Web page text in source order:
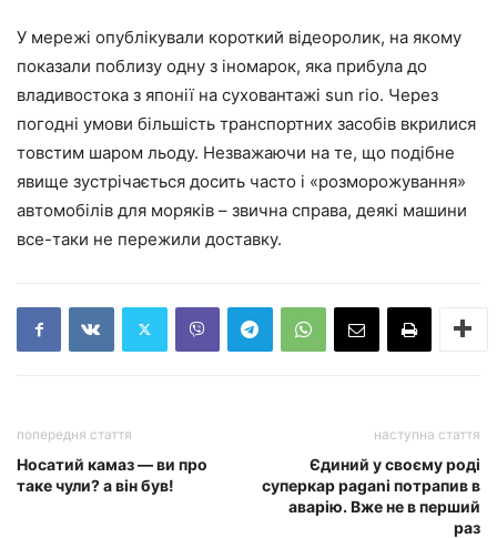
У мережі опублікували короткий відеоролик, на якому
показали поблизу одну з іномарок, яка прибула до
владивостока з японії на суховантажі sun rio. Через
погодні умови більшість транспортних засобів вкрилися
товстим шаром льоду. Незважаючи на те, що подібне
явище зустрічається досить часто і «розморожування»
автомобілів для моряків – звична справа, деякі машини
все-таки не пережили доставку.
попередня стаття
Носатий камаз — ви про
таке чули? а він був!
наступна стаття
Єдиний у своєму роді
суперкар pagani потрапив в
аварію. Вже не в перший
раз